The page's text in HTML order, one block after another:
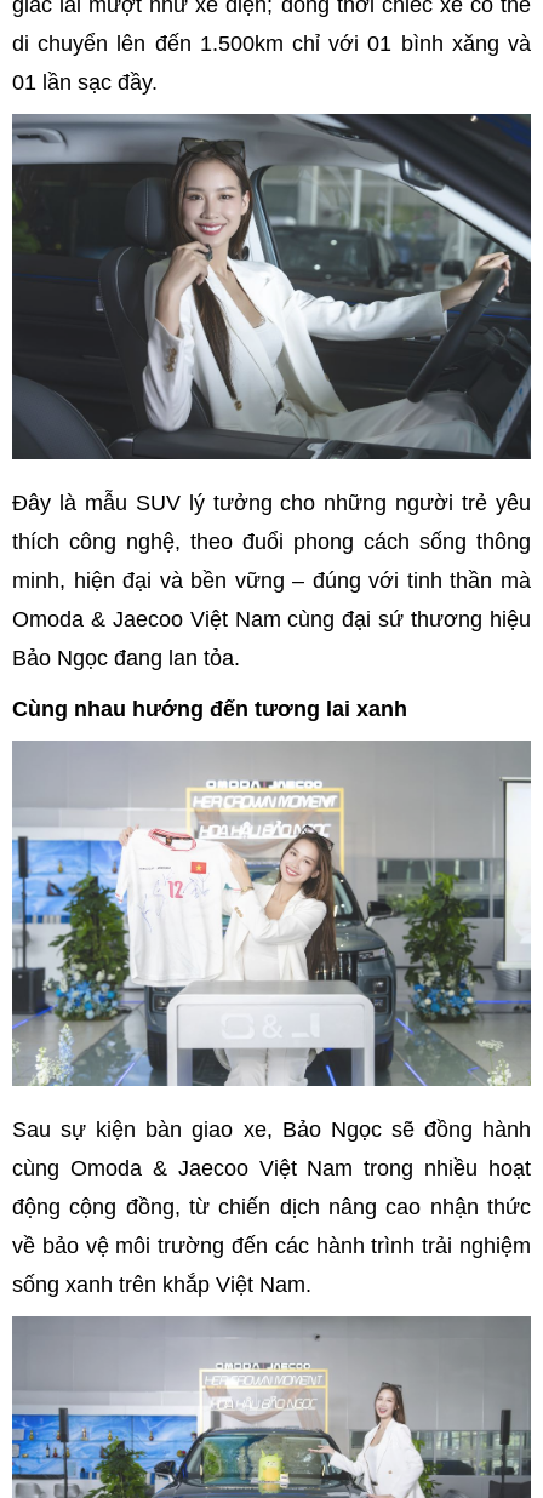
di chuyển lên đến 1.500km chỉ với 01 bình xăng và
01 lần sạc đầy.
Đây là mẫu SUV lý tưởng cho những người trẻ yêu
thích công nghệ, theo đuổi phong cách sống thông
minh, hiện đại và bền vững – đúng với tinh thần mà
Omoda & Jaecoo Việt Nam cùng đại sứ thương hiệu
Bảo Ngọc đang lan tỏa.
Cùng nhau hướng đến tương lai xanh
Sau sự kiện bàn giao xe, Bảo Ngọc sẽ đồng hành
cùng Omoda & Jaecoo Việt Nam trong nhiều hoạt
động cộng đồng, từ chiến dịch nâng cao nhận thức
về bảo vệ môi trường đến các hành trình trải nghiệm
sống xanh trên khắp Việt Nam.